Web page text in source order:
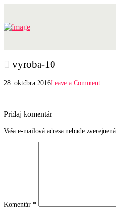
vyroba-10
28. októbra 2016Leave a Comment
Pridaj komentár
Vaša e-mailová adresa nebude zverejnená.
Komentár *